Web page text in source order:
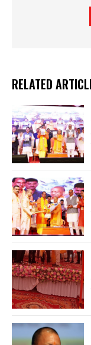
RELATED